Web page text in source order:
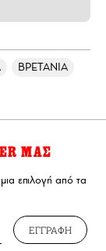
ΒΡΕΤΑΝΙΑ
ΜΑΣ
επιλογή από τα
ΕΓΓΡΑΦΗ